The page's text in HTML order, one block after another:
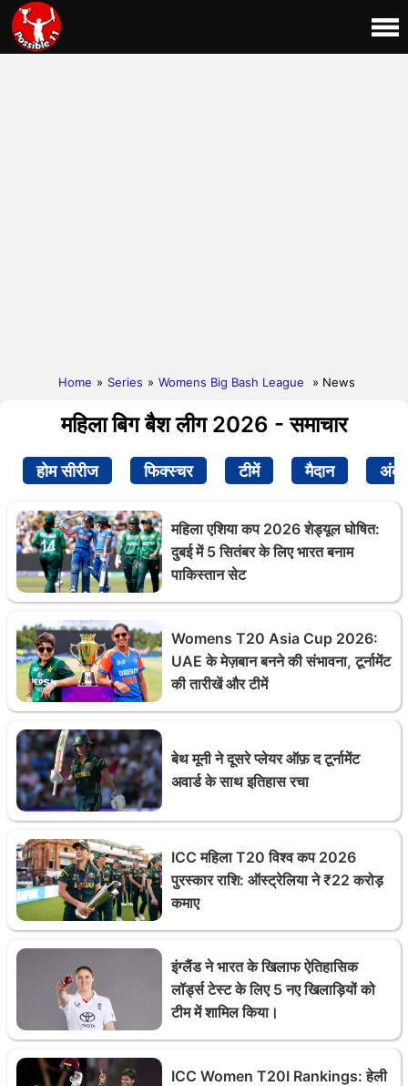
Home » Series » Womens Big Bash League » News
महिला बिग बैश लीग 2026 - समाचार
होम सीरीज फिक्स्चर टीमें मैदान अंक
महिला एशिया कप 2026 शेड्यूल घोषित:
दुबई में 5 सितंबर के लिए भारत बनाम
पाकिस्तान सेट
Womens T20 Asia Cup 2026:
UAE के मेज़बान बनने की संभावना, टूर्नामेंट
की तारीखें और टीमें
बेथ मूनी ने दूसरे प्लेयर ऑफ़ द टूर्नामेंट
अवार्ड के साथ इतिहास रचा
ICC महिला T20 विश्व कप 2026
पुरस्कार राशि: ऑस्ट्रेलिया ने ₹22 करोड़
कमाए
इंग्लैंड ने भारत के खिलाफ ऐतिहासिक
लॉर्ड्स टेस्ट के लिए 5 नए खिलाड़ियों को
टीम में शामिल किया।
ICC Women T20I Rankings: हेली